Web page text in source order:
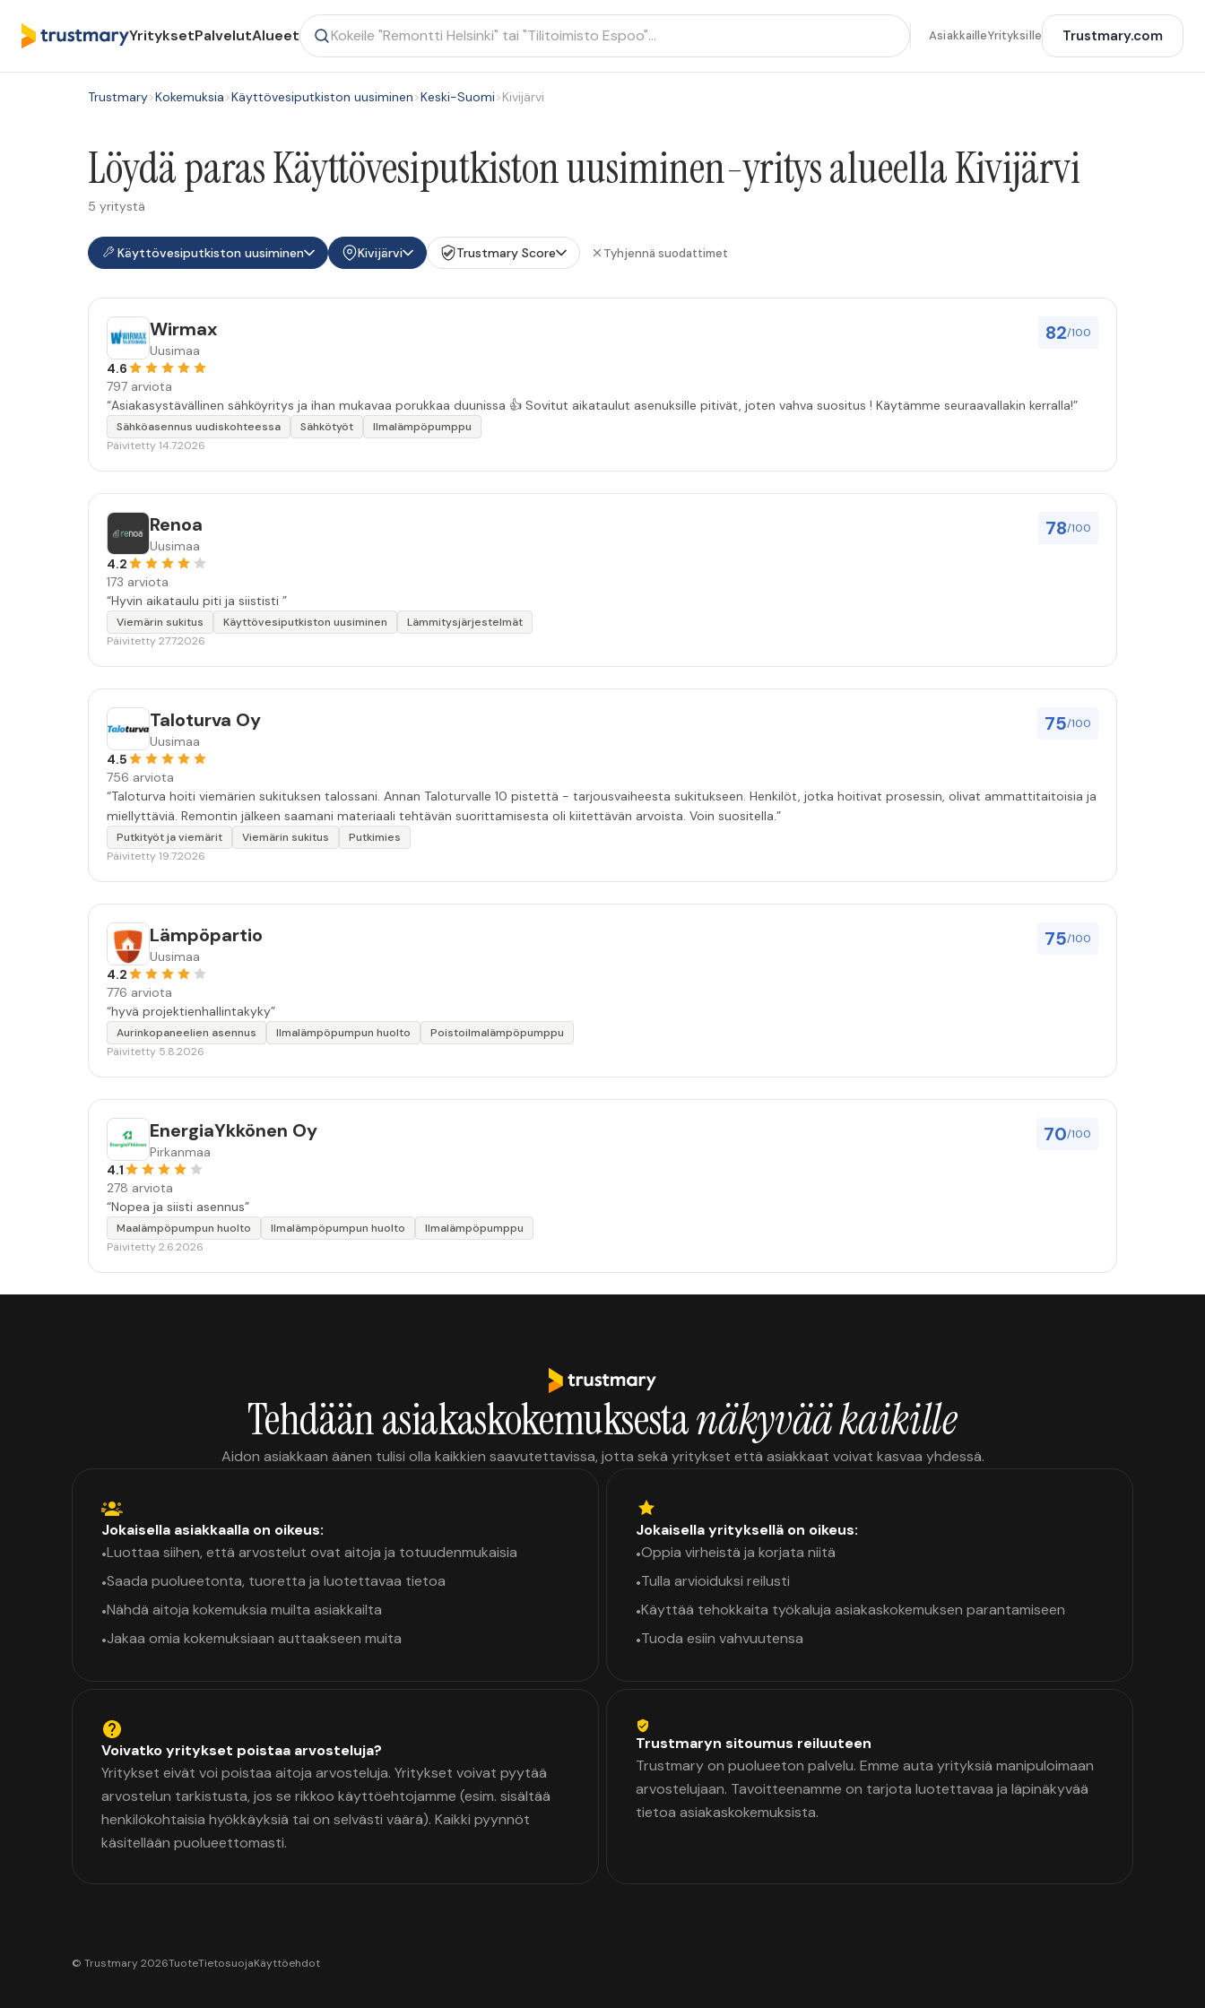
YrityksetPalvelutAlueet AsiakkailleYrityksille Trustmary.com
Trustmary>Kokemuksia>Käyttövesiputkiston uusiminen>Keski-Suomi>Kivijärvi
Löydä paras Käyttövesiputkiston uusiminen-yritys alueella Kivijärvi
5 yritystä
Käyttövesiputkiston uusiminen Kivijärvi Trustmary Score Tyhjennä suodattimet
82/100
Wirmax
Uusimaa
4.6
797 arviota
“Asiakasystävällinen sähköyritys ja ihan mukavaa porukkaa duunissa 👍 Sovitut aikataulut asenuksille pitivät, joten vahva suositus ! Käytämme seuraavallakin kerralla!”
Sähköasennus uudiskohteessa Sähkötyöt
Ilmalämpöpumppu
Päivitetty 14.7.2026
78/100
Renoa
Uusimaa
4.2
173 arviota
“Hyvin aikataulu piti ja siististi ”
Viemärin sukitus Käyttövesiputkiston uusiminen
Lämmitysjärjestelmät
Päivitetty 27.7.2026
75/100
Taloturva Oy
Uusimaa
4.5
756 arviota
“Taloturva hoiti viemärien sukituksen talossani. Annan Taloturvalle 10 pistettä - tarjousvaiheesta sukitukseen. Henkilöt, jotka hoitivat prosessin, olivat ammattitaitoisia ja
miellyttäviä. Remontin jälkeen saamani materiaali tehtävän suorittamisesta oli kiitettävän arvoista. Voin suositella.”
Putkityöt ja viemärit Viemärin sukitus
Putkimies
Päivitetty 19.7.2026
75/100
Lämpöpartio
Uusimaa
4.2
776 arviota
“hyvä projektienhallintakyky”
Aurinkopaneelien asennus Ilmalämpöpumpun huolto
Poistoilmalämpöpumppu
Päivitetty 5.8.2026
70/100
EnergiaYkkönen Oy
Pirkanmaa
4.1
278 arviota
“Nopea ja siisti asennus”
Maalämpöpumpun huolto Ilmalämpöpumpun huolto
Ilmalämpöpumppu
Päivitetty 2.6.2026
Tehdään asiakaskokemuksestanäkyvää kaikille
Aidon asiakkaan äänen tulisi olla kaikkien saavutettavissa, jotta sekä yritykset että asiakkaat voivat kasvaa yhdessä.
Jokaisella asiakkaalla on oikeus:
•Luottaa siihen, että arvostelut ovat aitoja ja totuudenmukaisia
•Saada puolueetonta, tuoretta ja luotettavaa tietoa
•Nähdä aitoja kokemuksia muilta asiakkailta
•Jakaa omia kokemuksiaan auttaakseen muita
Jokaisella yrityksellä on oikeus:
•Oppia virheistä ja korjata niitä
•Tulla arvioiduksi reilusti
•Käyttää tehokkaita työkaluja asiakaskokemuksen parantamiseen
•Tuoda esiin vahvuutensa
Voivatko yritykset poistaa arvosteluja?
Yritykset eivät voi poistaa aitoja arvosteluja. Yritykset voivat pyytää
arvostelun tarkistusta, jos se rikkoo käyttöehtojamme (esim. sisältää
henkilökohtaisia hyökkäyksiä tai on selvästi väärä). Kaikki pyynnöt
käsitellään puolueettomasti.
Trustmaryn sitoumus reiluuteen
Trustmary on puolueeton palvelu. Emme auta yrityksiä manipuloimaan
arvostelujaan. Tavoitteenamme on tarjota luotettavaa ja läpinäkyvää
tietoa asiakaskokemuksista.
© Trustmary 2026TuoteTietosuojaKäyttöehdot